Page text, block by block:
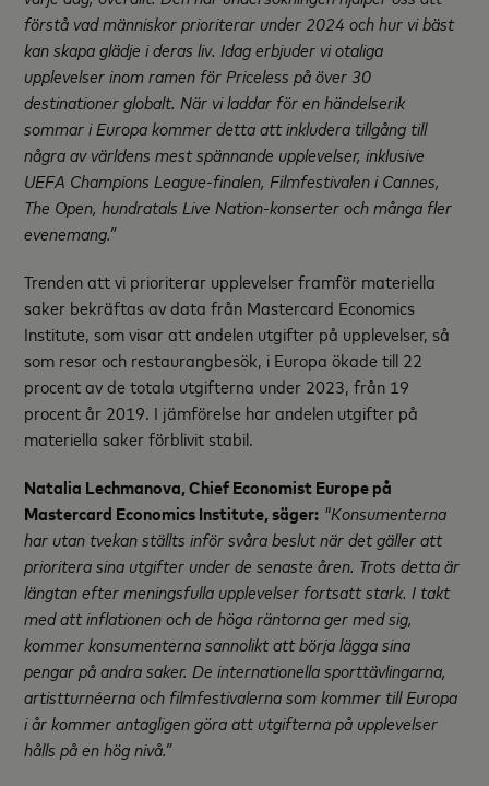
förstå vad människor prioriterar under 2024 och hur vi bäst
kan skapa glädje i deras liv. Idag erbjuder vi otaliga
upplevelser inom ramen för Priceless på över 30
destinationer globalt. När vi laddar för en händelserik
sommar i Europa kommer detta att inkludera tillgång till
några av världens mest spännande upplevelser, inklusive
UEFA Champions League-finalen, Filmfestivalen i Cannes,
The Open, hundratals Live Nation-konserter och många fler
evenemang.”
Trenden att vi prioriterar upplevelser framför materiella
saker bekräftas av data från Mastercard Economics
Institute, som visar att andelen utgifter på upplevelser, så
som resor och restaurangbesök, i Europa ökade till 22
procent av de totala utgifterna under 2023, från 19
procent år 2019. I jämförelse har andelen utgifter på
materiella saker förblivit stabil.
Natalia Lechmanova,Chief Economist Europe på
Mastercard Economics Institute,säger: "Konsumenterna
har utan tvekan ställts inför svåra beslut när det gäller att
prioritera sina utgifter under de senaste åren. Trots detta är
längtan efter meningsfulla upplevelser fortsatt stark. I takt
med att inflationen och de höga räntorna ger med sig,
kommer konsumenterna sannolikt att börja lägga sina
pengar på andra saker. De internationella sporttävlingarna,
artistturnéerna och filmfestivalerna som kommer till Europa
i år kommer antagligen göra att utgifterna på upplevelser
hålls på en hög nivå.”